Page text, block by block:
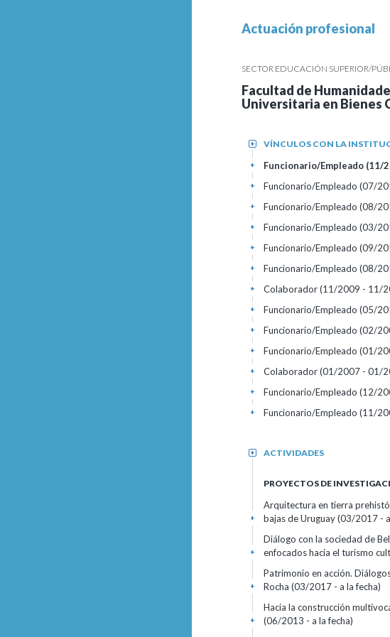
Actuación profesional
SECTOR EDUCACIÓN SUPERIOR/
Facultad de
Universitaria en Bienes
VÍNCULOS CON LA
+
Funcionario/Empleado (11/
+
Funcionario/Empleado (07/
+
Funcionario/Empleado (08/
+
Funcionario/Empleado (03/
+
Funcionario/Empleado (09/
+
Funcionario/Empleado (08/
+
Colaborador (11/2009 - 11/
+
Funcionario/Empleado (05/
+
Funcionario/Empleado (02/
+
Funcionario/Empleado (01/
+
Colaborador (01/2007 - 01/
+
Funcionario/Empleado (12/
+
Funcionario/Empleado (11/
+
ACTIVIDADES
+
PROYECTOS DE
Arquitectura en tierra
bajas de Uruguay (03/2017 -
+
Diálogo con la sociedad de
enfocados hacia el turismo
+
Patrimonio en acción.
Rocha (03/2017 - a la fecha)
+
Hacia la construcción
(06/2013 - a la fecha)
+